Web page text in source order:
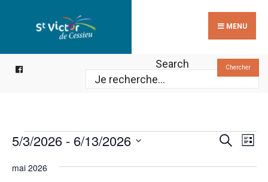
MENU
Search Chercher
Évènements
et
Recherche
Liste
5/3/2026 - 6/13/2026
une
mai 2026
for: